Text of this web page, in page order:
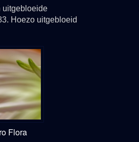
uitgebloeide
Hoezo uitgebloeid
Flora